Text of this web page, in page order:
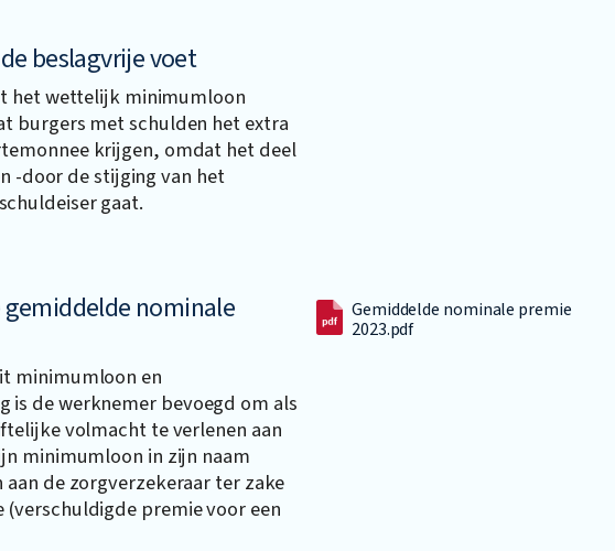
beslagvrije voet
het wettelijk minimumloon
burgers met schulden het extra
krijgen, omdat het deel
-door de stijging van het
gaat.
nominale
minimumloon en
is de werknemer bevoegd om als
volmacht te verlenen aan
minimumloon in zijn naam
de zorgverzekeraar ter zake
premie voor een
Gemiddelde nominale premie
2023.pdf